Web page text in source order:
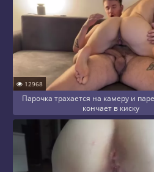
12968
Парочка трахается на камеру и
кончает в киску